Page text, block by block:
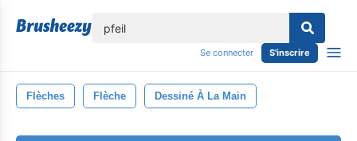
Se connecter S'inscrire
Flèches Flèche Dessiné À La Main